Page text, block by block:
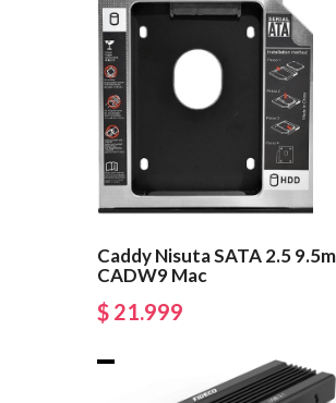
Caddy Nisuta SATA 2.5
CADW9 Mac
$ 21.999